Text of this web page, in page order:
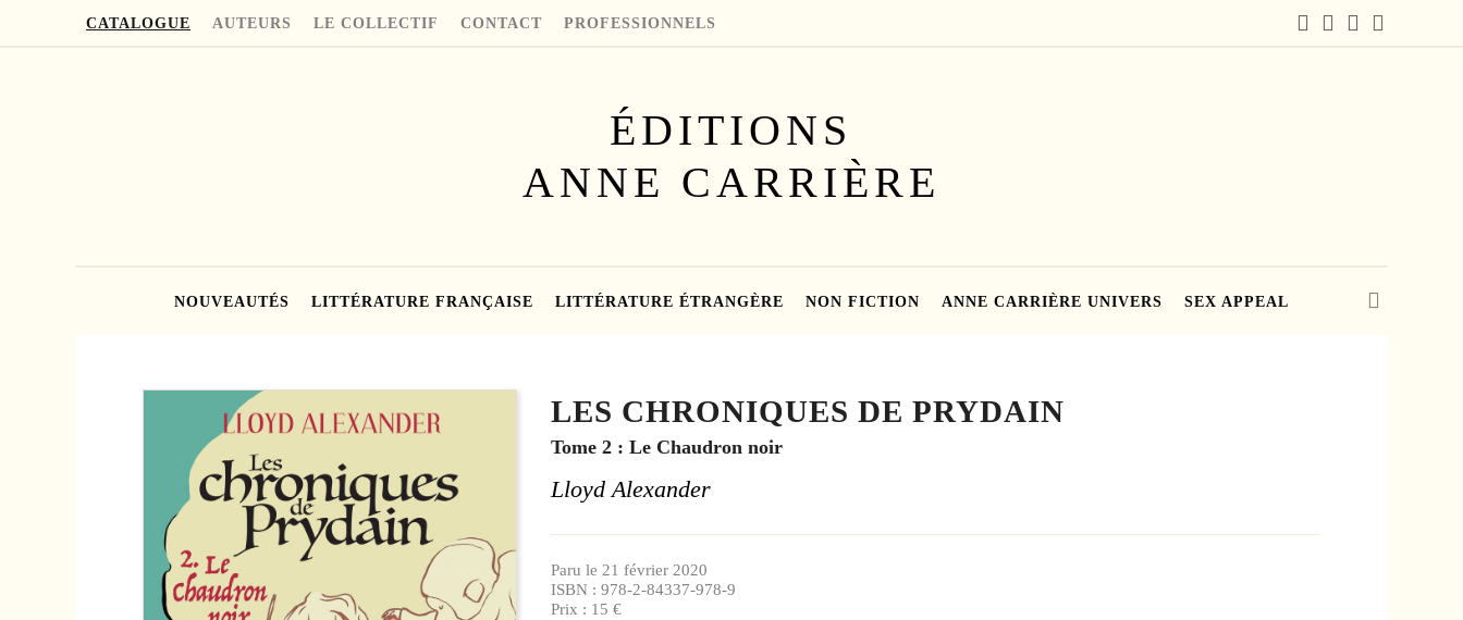
CATALOGUE AUTEURS LE COLLECTIF CONTACT PROFESSIONNELS
ÉDITIONS
ANNE CARRIÈRE
NOUVEAUTÉS LITTÉRATURE FRANÇAISE LITTÉRATURE ÉTRANGÈRE NON FICTION ANNE CARRIÈRE UNIVERS SEX APPEAL
LES CHRONIQUES DE PRYDAIN
Tome 2 : Le Chaudron noir
Lloyd Alexander
Paru le 21 février 2020
ISBN : 978-2-84337-978-9
Prix : 15 €